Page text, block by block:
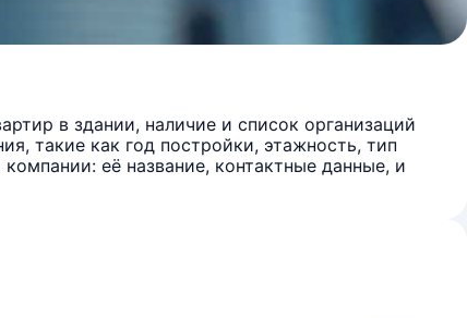
в здании, наличие и список организаций
такие как год постройки, этажность, тип
её название, контактные данные, и